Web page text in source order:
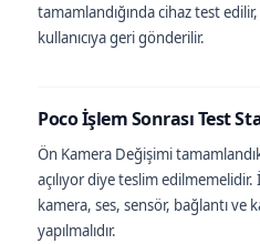
tamamlandığında cihaz test
kullanıcıya geri gönderilir.
Poco İşlem Sonrası Test
Ön Kamera Değişimi
açılıyor diye teslim edilmemelidir.
kamera, ses, sensör, bağlantı ve
yapılmalıdır.